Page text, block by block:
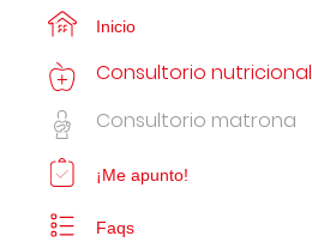
Inicio
Consultorio nutricional
Consultorio matrona
¡Me apunto!
Faqs